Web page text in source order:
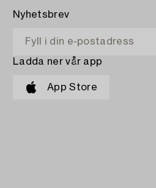
Nyhetsbrev
Ladda ner vår app
App Store